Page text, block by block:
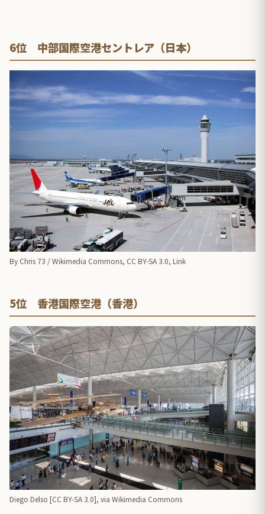
6位 中部国際空港セントレア（日本）
By Chris 73 /Wikimedia Commons, CC BY-SA 3.0, Link
5位 香港国際空港（香港）
Diego Delso [CC BY-SA 3.0], via Wikimedia Commons